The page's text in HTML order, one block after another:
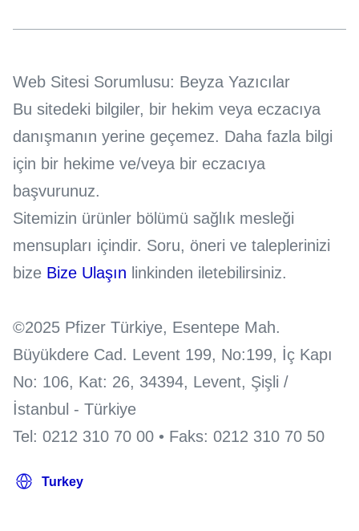
Web Sitesi Sorumlusu: Beyza Yazıcılar
Bu sitedeki bilgiler, bir hekim veya eczacıya
danışmanın yerine geçemez. Daha fazla bilgi
için bir hekime ve/veya bir eczacıya
başvurunuz.
Sitemizin ürünler bölümü sağlık mesleği
mensupları içindir. Soru, öneri ve taleplerinizi
bize Bize Ulaşın linkinden iletebilirsiniz.
©2025 Pfizer Türkiye, Esentepe Mah.
Büyükdere Cad. Levent 199, No:199, İç Kapı
No: 106, Kat: 26, 34394, Levent, Şişli /
İstanbul - Türkiye
Tel: 0212 310 70 00 • Faks: 0212 310 70 50